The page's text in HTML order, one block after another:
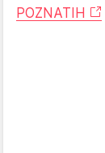
POZNATIH